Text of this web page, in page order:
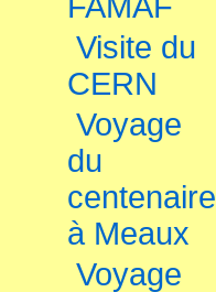
Visite du
CERN
Voyage
du
centenaire
à Meaux
Voyage